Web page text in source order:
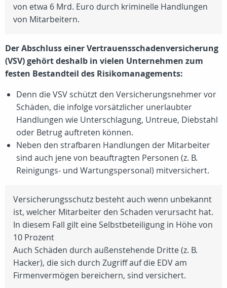
von etwa 6 Mrd. Euro durch kriminelle Handlungen
von Mitarbeitern.
Der Abschluss einer Vertrauensschadenversicherung
(VSV) gehört deshalb in vielen Unternehmen zum
festen Bestandteil des Risikomanagements:
Denn die VSV schützt den Versicherungsnehmer vor
Schäden, die infolge vorsätzlicher unerlaubter
Handlungen wie Unterschlagung, Untreue, Diebstahl
oder Betrug auftreten können.
Neben den strafbaren Handlungen der Mitarbeiter
sind auch jene von beauftragten Personen (z. B.
Reinigungs- und Wartungspersonal) mitversichert.
Versicherungsschutz besteht auch wenn unbekannt
ist, welcher Mitarbeiter den Schaden verursacht hat.
In diesem Fall gilt eine Selbstbeteiligung in Höhe von
10 Prozent
Auch Schäden durch außenstehende Dritte (z. B.
Hacker), die sich durch Zugriff auf die EDV am
Firmenvermögen bereichern, sind versichert.